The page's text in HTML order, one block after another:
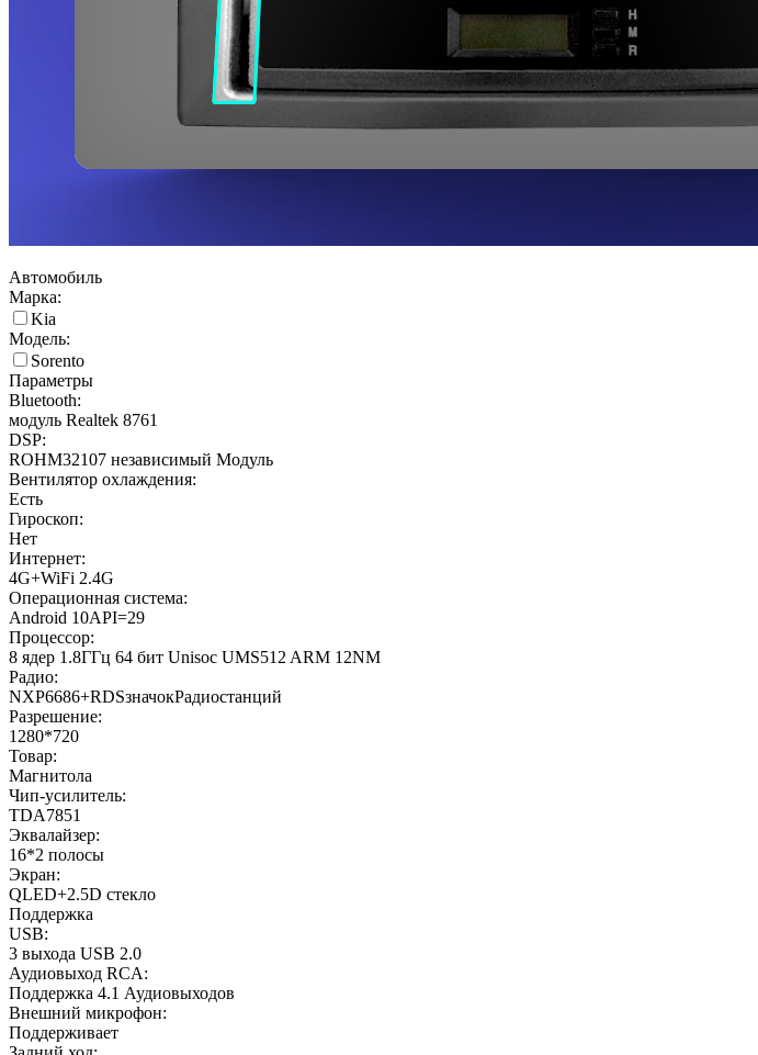
Автомобиль
Марка:
Kia
Модель:
Sorento
Параметры
Bluetooth:
модуль Realtek 8761
DSP:
ROHM32107 независимый Модуль
Вентилятор охлаждения:
Есть
Гироскоп:
Нет
Интернет:
4G+WiFi 2.4G
Операционная система:
Android 10API=29
Процессор:
8 ядер 1.8ГГц 64 бит Unisoc UMS512 ARM 12NM
Радио:
NXP6686+RDSзначокРадиостанций
Разрешение:
1280*720
Товар:
Магнитола
Чип-усилитель:
TDA7851
Эквалайзер:
16*2 полосы
Экран:
QLED+2.5D стекло
Поддержка
USB:
3 выхода USB 2.0
Аудиовыход RCA:
Поддержка 4.1 Аудиовыходов
Внешний микрофон:
Поддерживает